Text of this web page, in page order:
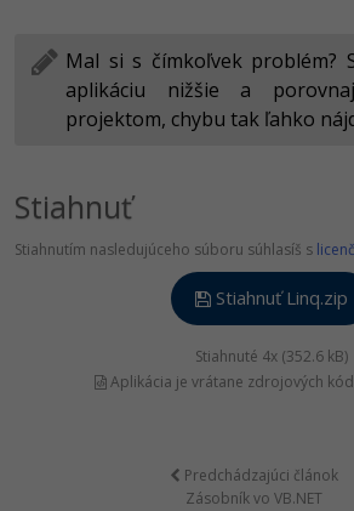
Mal si s čímkoľvek problém?
aplikáciu nižšie a
projektom, chybu tak ľahko
Stiahnuť
Stiahnutím nasledujúceho súboru súhlasíš s
Stiahnuť Linq.zip
Stiahnuté 4x (352.6 kB)
Aplikácia je vrátane zdrojových
Predchádzajúci článok
Zásobník vo VB.NET